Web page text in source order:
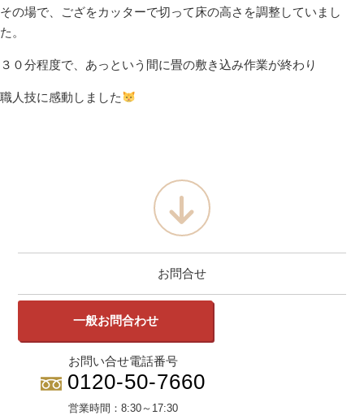
その場で、ござをカッターで切って床の高さを調整していまし
た。
３０分程度で、あっという間に畳の敷き込み作業が終わり
職人技に感動しました
お問合せ
一般お問合わせ
お問い合せ電話番号
0120-50-7660
営業時間： 8:30～17:30